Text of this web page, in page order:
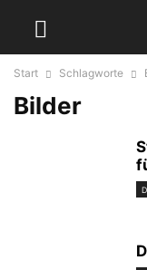
Start Schlagworte
Bilder